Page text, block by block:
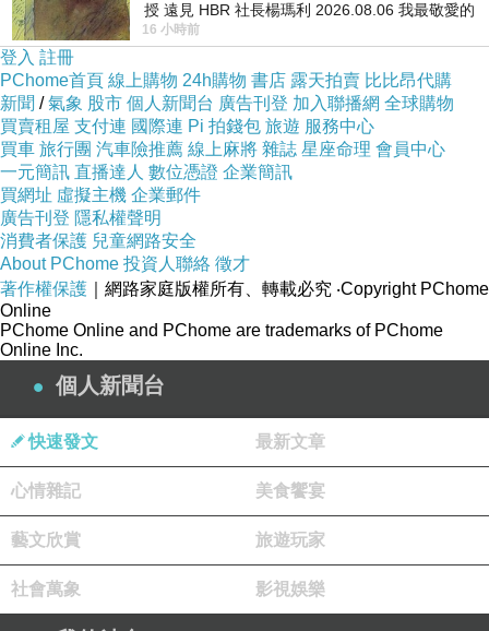
月出春筍，6-9月出鞭筍，10月-次年2月則為冬筍。
麻竹筍產自大綠竹，常見於廣東、廣西地區，核心產
區位於廣東英德西牛鎮和廣東揭陽揭東縣，7-8月是出筍旺
季。因其個頭大、肉質厚，是製作罐頭筍、筍乾、酸筍等
筍製品的優質原料。
火鍋局裡不可或缺的方竹筍，得名於其形似四方，摸
起來有棱有角。集中分佈於重慶、貴州、雲南、湖南等
地，其中重慶南川金佛山方竹筍最為出名，通常在秋季上
市。火鍋裡，少不了這一口清爽的筍。
馬蹄筍，筍如其名，形似馬蹄，筍身短粗，出筍期也
較其他產地更長，可從4月一直持續到11月。主要產自浙
江、福建，多在6-10月上市。屬於禾本科竹亞科莿竹屬叢
生竹種，為合軸型叢生竹的筍用竹，是中國南方優良的
筍、材兩用竹種，因其筍形似馬蹄，故稱“馬蹄筍”。其口
味清爽、營養豐富，具有清涼解毒、美容保健等保健價
值。因其氨基酸含量豐富，肉質細嫩，會比一般的竹筍更
為鮮脆，適合燉湯和炒菜。
2024.03.10
授 遠見 HBR 社長楊瑪利 2026.08.06 我最敬愛的
老闆、遠見．天下文化創辦人高希均教
16 小時前
登入 註冊
PChome首頁 線上購物 24h購物 書店 露天拍賣 比比昂代購
新聞 /氣象 股市 個人新聞台 廣告刊登 加入聯播網 全球購物
買賣租屋 支付連 國際連 Pi 拍錢包 旅遊 服務中心
買車 旅行團 汽車險推薦 線上麻將 雜誌 星座命理 會員中心
一元簡訊 直播達人 數位憑證 企業簡訊
買網址 虛擬主機 企業郵件
廣告刊登 隱私權聲明
消費者保護 兒童網路安全
About PChome 投資人聯絡 徵才
著作權保護 ｜網路家庭版權所有、轉載必究 ‧Copyright PChome
Online
PChome Online and PChome are trademarks of PChome
Online Inc.
個人新聞台
快速發文 最新文章
心情雜記 美食饗宴
藝文欣賞 旅遊玩家
社會萬象 影視娛樂